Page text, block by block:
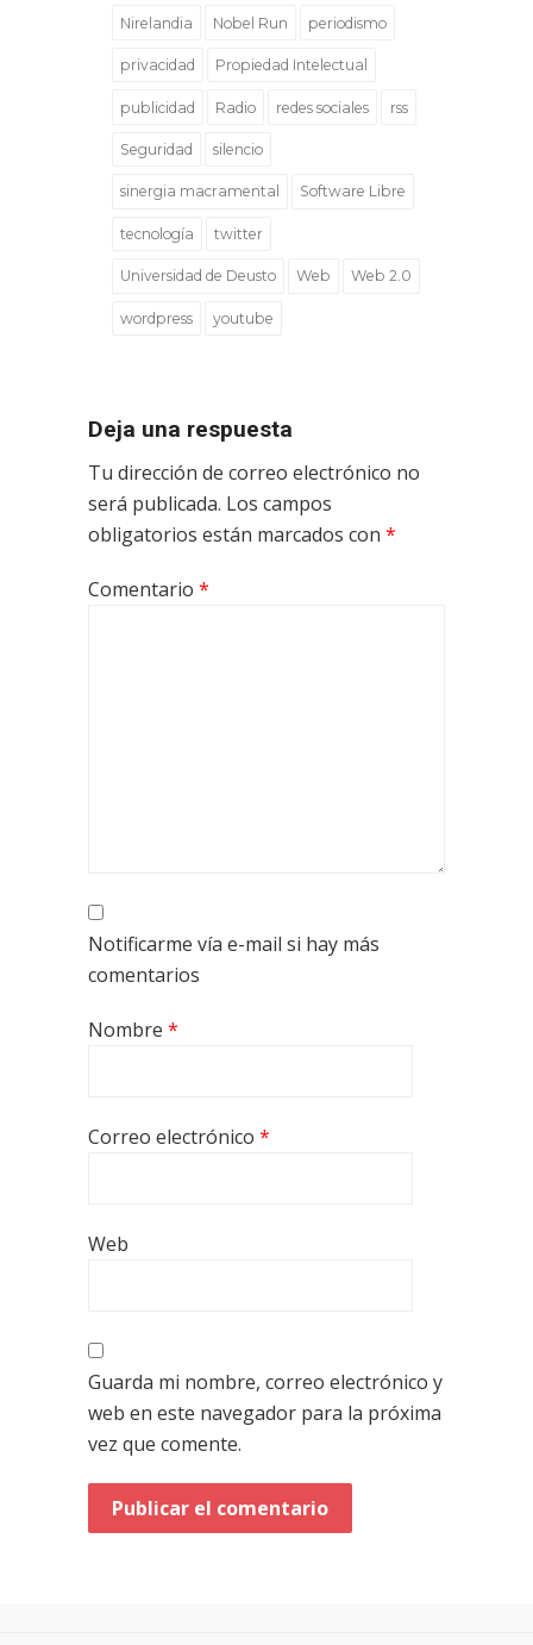
Nirelandia Nobel Run periodismo
privacidad Propiedad Intelectual
publicidad Radio redes sociales rss
Seguridad silencio
sinergia macramental Software Libre
tecnología twitter
Universidad de Deusto Web Web 2.0
wordpress youtube
Deja una respuesta
Tu dirección de correo electrónico no
será publicada. Los campos
obligatorios están marcados con *
Comentario *
Notificarme vía e-mail si hay más
comentarios
Nombre *
Correo electrónico *
Web
Guarda mi nombre, correo electrónico y
web en este navegador para la próxima
vez que comente.